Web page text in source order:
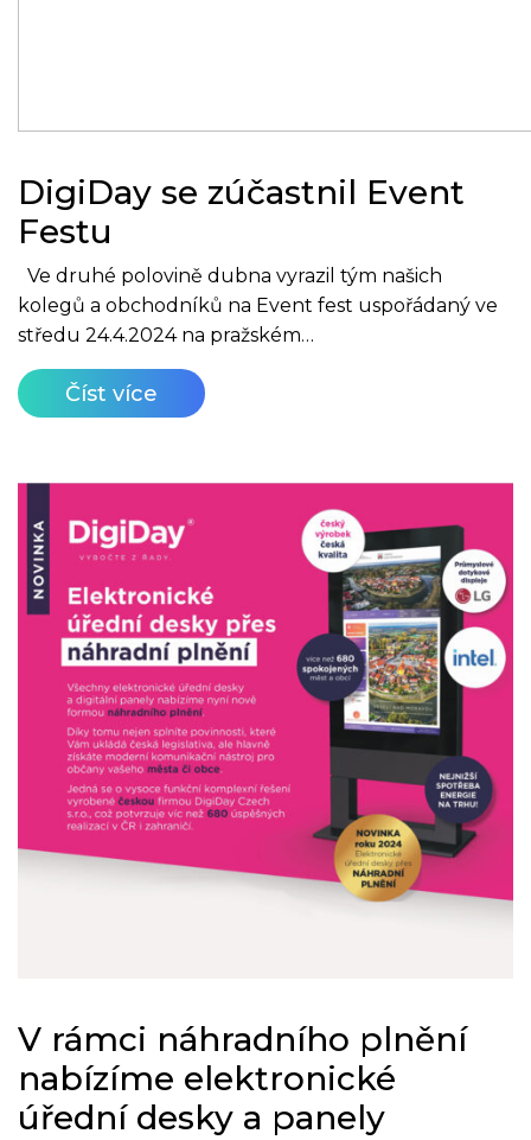
DigiDay se zúčastnil Event
Festu
Ve druhé polovině dubna vyrazil tým našich
kolegů a obchodníků na Event fest uspořádaný ve
středu 24.4.2024 na pražském…
Číst více
V rámci náhradního plnění
nabízíme elektronické
úřední desky a panely